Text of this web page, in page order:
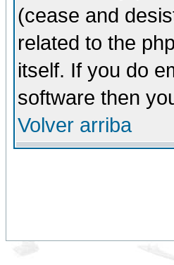
(cease and
related to the
itself. If you do
software then
Volver arriba